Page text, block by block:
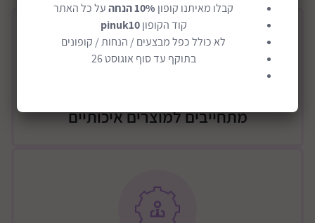
מתחייבים למוצרים איכותיים
קבלו מאיתנו קופון 10% הנחה
על כל האתר
קוד הקופוןpinuk10
לא כולל כפל מבצעים / הנחות / קופונים
בתוקף עד סוף אוגוסט 26